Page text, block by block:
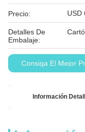
Precio:
Detalles De
Embalaje:
Condiciones De
Pago:
El
de
Consiga El Mejor
Información